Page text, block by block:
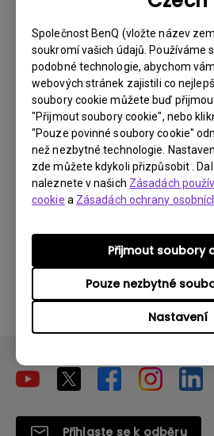
Společnost BenQ (vložte název
soukromí vašich údajů. Používáme
podobné technologie, abychom
webových stránek zajistili co
soubory cookie můžete buď
"Přijmout soubory cookie", nebo
"Pouze povinné soubory cookie"
než nezbytné technologie.
zde můžete kdykoli přizpůsobit .
naleznete v našich Zásadách
cookie a Zásadách ochrany
Nastavení
Pouze nezbytné
Přijmout soubory
Projektor nedetekuje HDR.
vyřešit?
Aplikace na mém Android
neočekávaně ukončí a
domovskou obrazovku.
vyřešit?
Nemohu použít dálkové
nebo mého projektoru? Jak
opravit?
Přihlaste se k odběru